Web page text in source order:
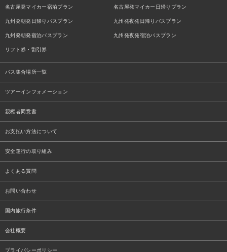
名古屋発マイカー宿泊プラン 名古屋発マイカー日帰りプラン
九州発朝発日帰りバスプラン 九州発夜発日帰りバスプラン
九州発朝発宿泊バスプラン 九州発夜発宿泊バスプラン
リフト券・割引券
バス集合場所一覧
ツアーインフォメーション
親権者同意書
お支払い方法について
安全運行の取り組み
よくある質問
お問い合わせ
国内旅行条件
会社概要
プライバシーポリシー